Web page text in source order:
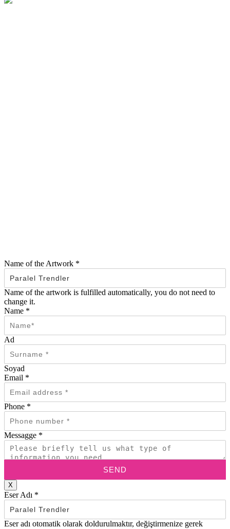
Name of the Artwork *
Name of the artwork is fulfilled automatically, you do not need to
change it.
Name *
Ad
Soyad
Email *
Phone *
Messagge *
SEND
X
Eser Adı *
Eser adı otomatik olarak doldurulmaktır, değiştirmenize gerek